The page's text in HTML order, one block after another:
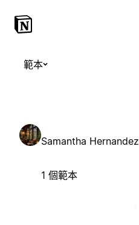
範本
Samantha Hernandez
1 個範本